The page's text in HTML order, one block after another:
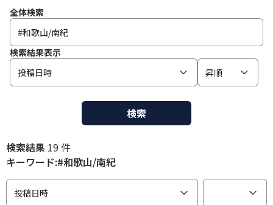
全体検索
検索結果表示
投稿日時
昇順
検索
検索結果 19 件
キーワード:#和歌山/南紀
投稿日時